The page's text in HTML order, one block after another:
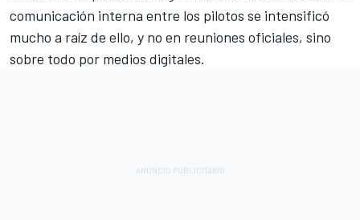
comunicación interna entre los pilotos se intensificó
mucho a raíz de ello, y no en reuniones oficiales, sino
sobre todo por medios digitales.